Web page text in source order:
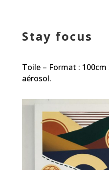
Stay focus
Toile – Format :
aérosol.